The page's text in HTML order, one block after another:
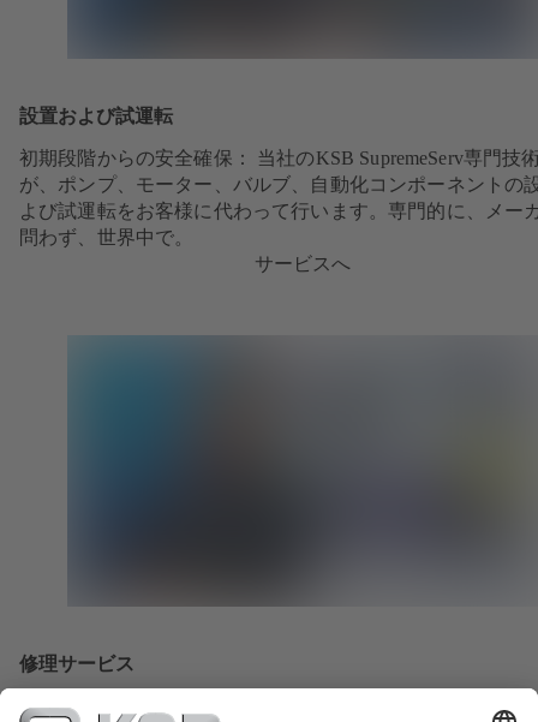
設置および試運転
初期段階からの安全確保： 当社のKSB SupremeServ専門技
が、ポンプ、モーター、バルブ、自動化コンポーネントの
よび試運転をお客様に代わって行います。専門的に、メー
問わず、世界中で。
サービスへ
修理サービス
第一級の修理サービスをワンストップで提供：当社のKSB